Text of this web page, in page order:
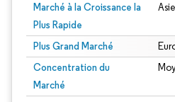
Marché à la Croissance la
Plus Rapide
Plus Grand Marché
Concentration du
Marché